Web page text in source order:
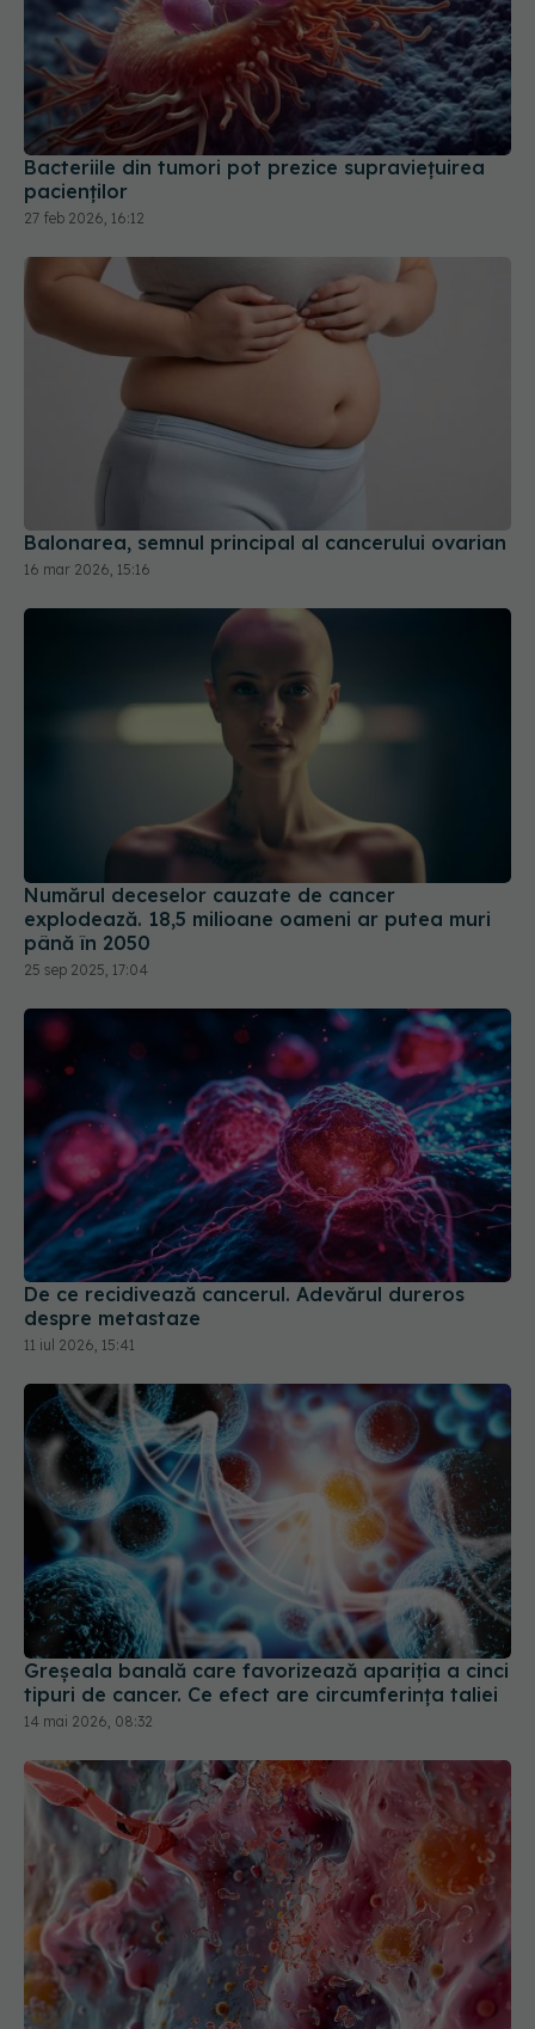
Bacteriile din tumori pot prezice supraviețuirea
pacienților
27 feb 2026, 16:12
Balonarea, semnul principal al cancerului ovarian
16 mar 2026, 15:16
Numărul deceselor cauzate de cancer
explodează. 18,5 milioane oameni ar putea muri
până în 2050
25 sep 2025, 17:04
De ce recidivează cancerul. Adevărul dureros
despre metastaze
11 iul 2026, 15:41
Greșeala banală care favorizează apariția a cinci
tipuri de cancer. Ce efect are circumferința taliei
14 mai 2026, 08:32